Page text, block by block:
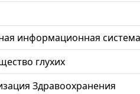
информационная система
глухих
Здравоохранения